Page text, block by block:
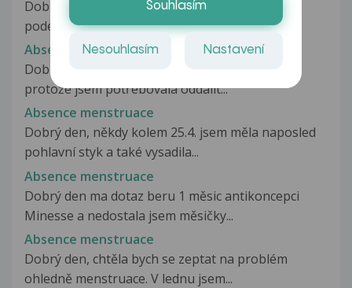
Dobrý den, potřebovala bych poradit. Mám
podezření na gynekologické obtíže...
Absence menstruace
Dobrý den, brala jsem 2 platíčka HA Lunafem,
protože jsem potřebovala oddálit...
Absence menstruace
Dobrý den, někdy kolem 25.4. jsem měla naposled
pohlavní styk a také vysadila...
Absence menstruace
Dobrý den ma dotaz beru 1 měsic antikoncepci
Minesse a nedostala jsem měsičky...
Absence menstruace
Dobrý den, chtěla bych se zeptat na problém
ohledně menstruace. V lednu jsem...
Souhlasím
Nesouhlasím Nastavení